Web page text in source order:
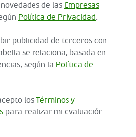
de las Empresas
Política de Privacidad.
publicidad de terceros con
se relaciona, basada en
según la Política de
los Términos y
para realizar mi evaluación